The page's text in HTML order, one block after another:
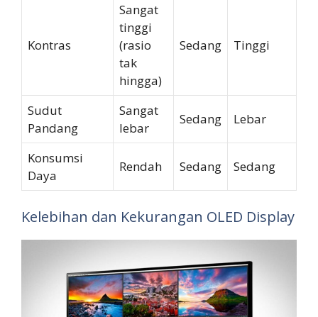
Kontras
Sangat
tinggi
(rasio
tak
hingga)
Sedang Tinggi
Sudut
Pandang
Sangat
lebar
Sedang Lebar
Konsumsi
Daya
Rendah Sedang Sedang
Kelebihan dan Kekurangan OLED Display